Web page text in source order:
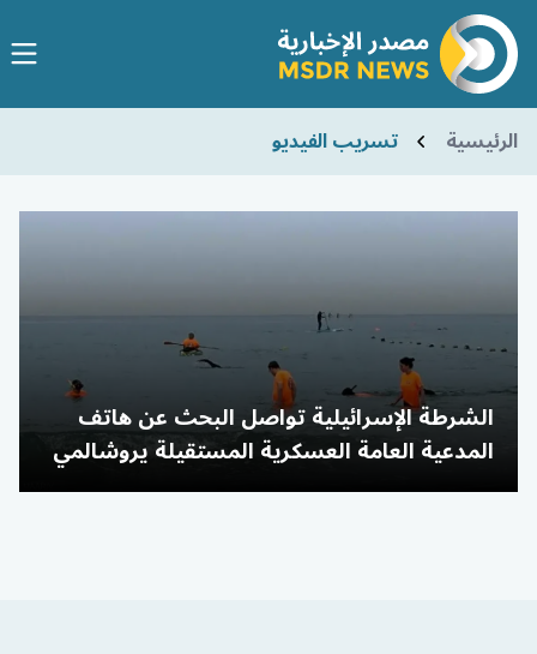
الرئيسية تسريب الفيديو
الشرطة الإسرائيلية تواصل البحث عن هاتف
المدعية العامة العسكرية المستقيلة يروشالمي